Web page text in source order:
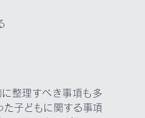
整理すべき事項も多
た子どもに関する事項